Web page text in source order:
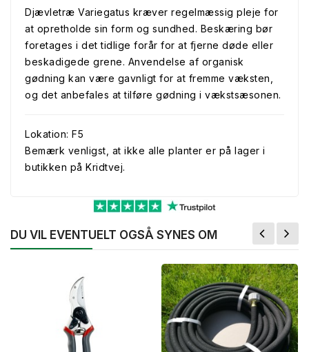
Djævletræ Variegatus kræver regelmæssig pleje for
at opretholde sin form og sundhed. Beskæring bør
foretages i det tidlige forår for at fjerne døde eller
beskadigede grene. Anvendelse af organisk
gødning kan være gavnligt for at fremme væksten,
og det anbefales at tilføre gødning i vækstsæsonen.
Lokation: F5
Bemærk venligst, at ikke alle planter er på lager i
butikken på Kridtvej.
DU VIL EVENTUELT OGSÅ SYNES OM